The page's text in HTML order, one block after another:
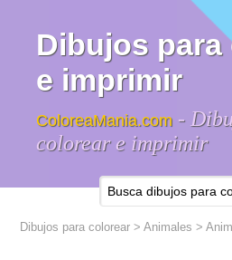
Dibujos
e imprimir
ColoreaMania.com -
colorear e imprimir
Dibujos para colorear >Animales >